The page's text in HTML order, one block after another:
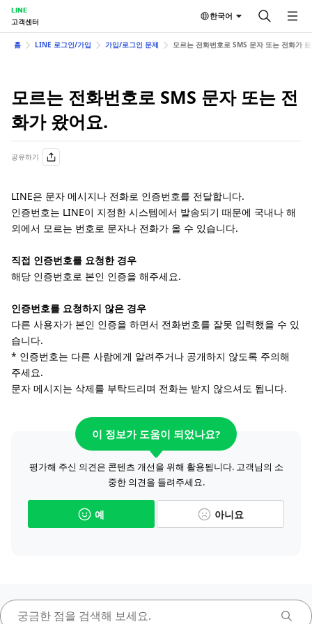
LINE
고객센터
한국어
홈 LINE 로그인/가입 가입/로그인 문제 모르는 전화번호로 SMS 문자 또는 전화가
모르는 전화번호로 SMS 문자 또는 전
화가 왔어요.
공유하기
LINE은 문자 메시지나 전화로 인증번호를 전달합니다.
인증번호는 LINE이 지정한 시스템에서 발송되기 때문에 국내나 해
외에서 모르는 번호로 문자나 전화가 올 수 있습니다.
직접 인증번호를 요청한 경우
해당 인증번호로 본인 인증을 해주세요.
인증번호를 요청하지 않은 경우
다른 사용자가 본인 인증을 하면서 전화번호를 잘못 입력했을 수 있
습니다.
* 인증번호는 다른 사람에게 알려주거나 공개하지 않도록 주의해
주세요.
문자 메시지는 삭제를 부탁드리며 전화는 받지 않으셔도 됩니다.
이 정보가 도움이 되었나요?
평가해 주신 의견은 콘텐츠 개선을 위해 활용됩니다. 고객님의 소
중한 의견을 들려주세요.
예 아니요